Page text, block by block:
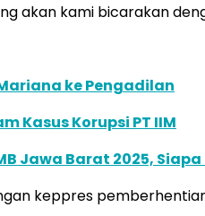
akan kami bicarakan
ke Pengadilan
Kasus Korupsi PT IIM
Jawa Barat 2025,
keppres